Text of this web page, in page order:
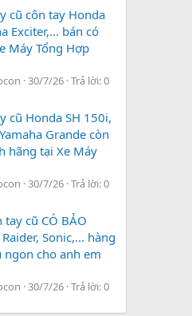
cũ côn tay Honda
Exciter,... bán có
Máy Tổng Hợp
30/7/26 Trả lời: 0
cũ Honda SH 150i,
Grande còn
hãng tại Xe Máy
30/7/26 Trả lời: 0
tay cũ CÓ BẢO
Sonic,... hàng
ngon cho anh em
30/7/26 Trả lời: 0